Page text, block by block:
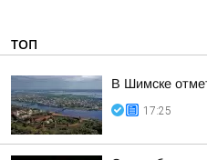
ТОП
В Шимске
17:25